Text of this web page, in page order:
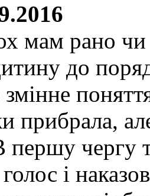
мам рано
до
прибрала,
першу чергу
і